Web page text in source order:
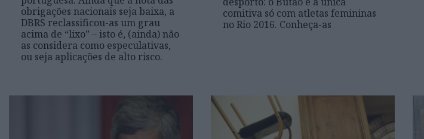
obrigações nacionais seja baixa, a
DBRS reclassificou-as um grau
acima de “lixo” – isto é, (ainda) não
as considera como especulativas,
ou seja aplicações de alto risco.
comitiva só com atletas femininas
no Rio 2016. Conheça-as